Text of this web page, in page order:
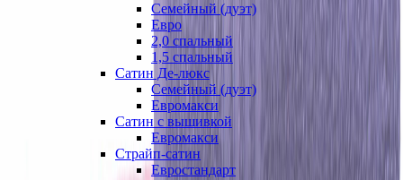
Семейный (дуэт)
Евро
2,0 спальный
1,5 спальный
Сатин Де-люкс
Семейный (дуэт)
Евромакси
Сатин с вышивкой
Евромакси
Страйп-сатин
Евростандарт